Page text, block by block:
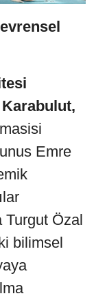
Emre
Turgut Özal
bilimsel